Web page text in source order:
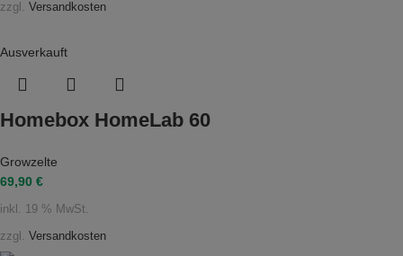
zzgl. Versandkosten
Ausverkauft
Homebox HomeLab 60
Growzelte
69,90 €
inkl. 19 % MwSt.
zzgl. Versandkosten